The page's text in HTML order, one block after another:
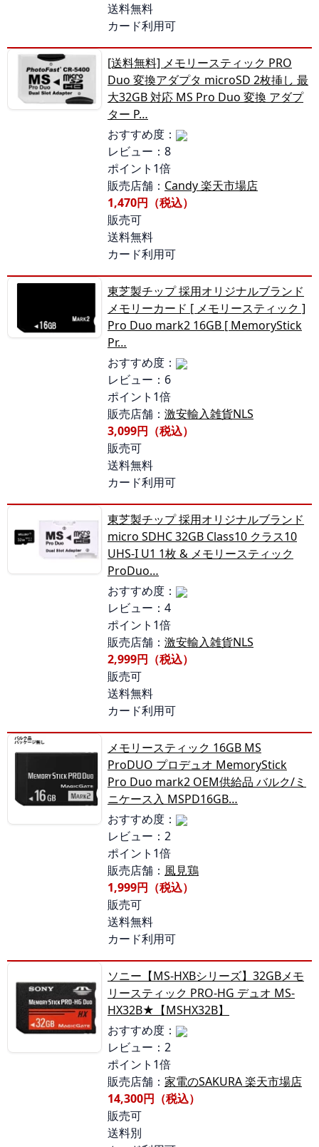
送料無料
カード利用可
[送料無料] メモリースティック PRO
Duo 変換アダプタ microSD 2枚挿し 最
大32GB 対応 MS Pro Duo 変換 アダプ
ター P…
おすすめ度：
レビュー：8
ポイント1倍
販売店舗： Candy 楽天市場店
1,470円（税込）
販売可
送料無料
カード利用可
東芝製チップ 採用オリジナルブランド
メモリーカード [ メモリースティック ]
Pro Duo mark2 16GB [ MemoryStick
Pr…
おすすめ度：
レビュー：6
ポイント1倍
販売店舗： 激安輸入雑貨NLS
3,099円（税込）
販売可
送料無料
カード利用可
東芝製チップ 採用オリジナルブランド
micro SDHC 32GB Class10 クラス10
UHS-I U1 1枚 & メモリースティック
ProDuo…
おすすめ度：
レビュー：4
ポイント1倍
販売店舗： 激安輸入雑貨NLS
2,999円（税込）
販売可
送料無料
カード利用可
メモリースティック 16GB MS
ProDUO プロデュオ MemoryStick
Pro Duo mark2 OEM供給品 バルク/ミ
ニケース入 MSPD16GB…
おすすめ度：
レビュー：2
ポイント1倍
販売店舗： 風見鶏
1,999円（税込）
販売可
送料無料
カード利用可
ソニー【MS-HXBシリーズ】32GBメモ
リースティック PRO-HG デュオ MS-
HX32B★【MSHX32B】
おすすめ度：
レビュー：2
ポイント1倍
販売店舗： 家電のSAKURA 楽天市場店
14,300円（税込）
販売可
送料別